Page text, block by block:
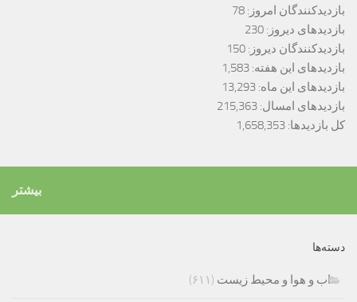
بازدیدکنندگان امروز: 78
بازدیدهای دیروز: 230
بازدیدکنندگان دیروز: 150
بازدیدهای این هفته: 1,583
بازدیدهای این ماه: 13,293
بازدیدهای امسال: 215,363
کل بازدیدها: 1,658,353
بیشتر
دسته‌ها
اب و هوا و محیط زیست (۶۱۱)